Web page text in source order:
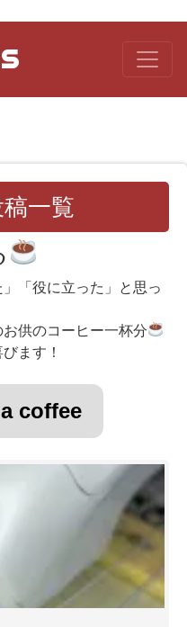
一覧
「役に立った」と思っ
供のコーヒー一杯分
ます！
coffee